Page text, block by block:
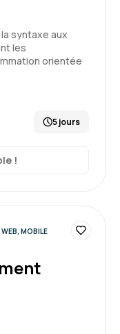
de Boris
Code avec
était
s’est
web
syntaxe aux
les
orientée
5 jours
!
MOBILE